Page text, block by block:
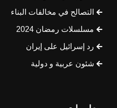
التصالح في مخالفات البناء
مسلسلات رمضان 2024
رد إسرائيل على إيران
شئون عربية و دولية